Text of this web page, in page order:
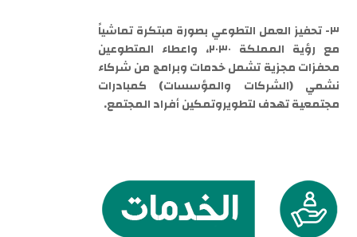
٣- تحفيز العمل التطوعي بصورة مبتكرة تماشياً
مع رؤية المملكة ٢٠٣٠، واعطاء المتطوعين
محفزات مجزية تشمل خدمات وبرامج من شركاء
نشمي (الشركات والمؤسسات) كمبادرات
مجتمعية تهدف لتطويروتمكين أفراد المجتمع.